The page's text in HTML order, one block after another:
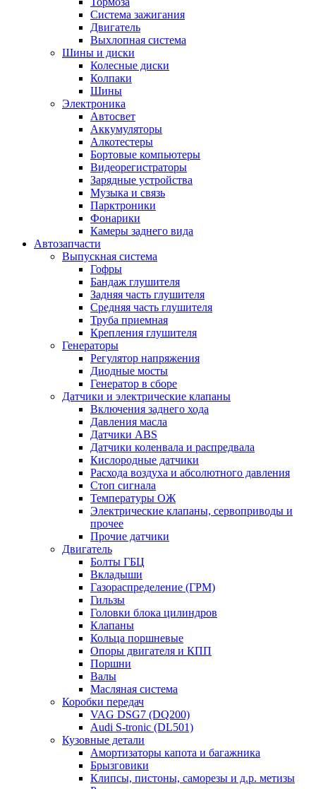
Система зажигания
Двигатель
Выхлопная система
Шины и диски
Колесные диски
Колпаки
Шины
Электроника
Автосвет
Аккумуляторы
Алкотестеры
Бортовые компьютеры
Видеорегистраторы
Зарядные устройства
Музыка и связь
Парктроники
Фонарики
Камеры заднего вида
Автозапчасти
Выпускная система
Гофры
Бандаж глушителя
Задняя часть глушителя
Средняя часть глушителя
Труба приемная
Крепления глушителя
Генераторы
Регулятор напряжения
Диодные мосты
Генератор в сборе
Датчики и электрические клапаны
Включения заднего хода
Давления масла
Датчики ABS
Датчики коленвала и распредвала
Кислородные датчики
Расхода воздуха и абсолютного давления
Стоп сигнала
Температуры ОЖ
Электрические клапаны, сервоприводы и
прочее
Прочие датчики
Двигатель
Болты ГБЦ
Вкладыши
Газораспределение (ГРМ)
Гильзы
Головки блока цилиндров
Клапаны
Кольца поршневые
Опоры двигателя и КПП
Поршни
Валы
Масляная система
Коробки передач
VAG DSG7 (DQ200)
Audi S-tronic (DL501)
Кузовные детали
Амортизаторы капота и багажника
Брызговики
Клипсы, пистоны, саморезы и д.р. метизы